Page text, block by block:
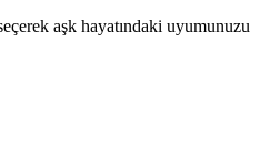
aşk hayatındaki uyumunuzu